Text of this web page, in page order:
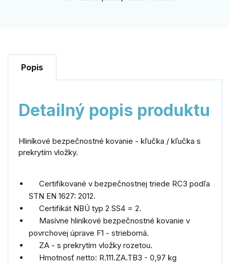
Popis
Detailný popis produktu
Hliníkové bezpečnostné kovanie - kľučka / kľučka s
prekrytím vložky.
Certifikované v bezpečnostnej triede RC3 podľa
STN EN 1627: 2012.
Certifikát NBÚ typ 2 SS4 = 2.
Masívne hliníkové bezpečnostné kovanie v
povrchovej úprave F1 - strieborná.
ZA - s prekrytím vložky rozetou.
Hmotnosť netto: R.111.ZA.TB3 - 0,97 kg